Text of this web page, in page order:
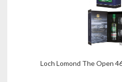
Loch Lomond The Open